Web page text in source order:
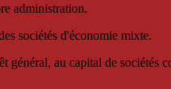
administration.
sociétés d'économie mixte.
général, au capital de sociétés